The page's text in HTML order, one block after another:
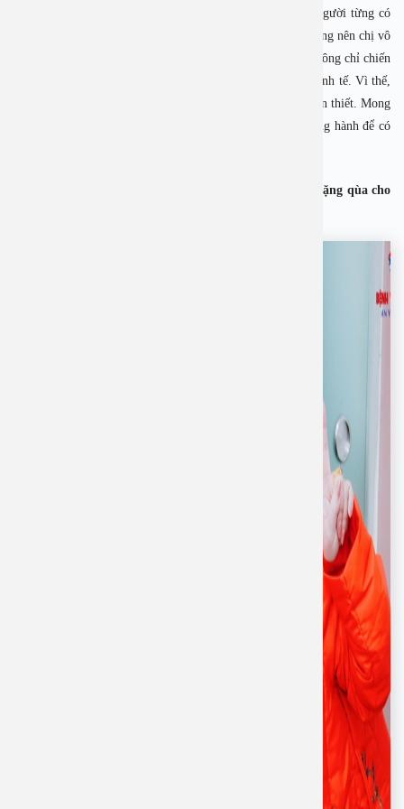
người. Chị thích sẻ chia với người bệnh vì hơn ai hết, là người từng có
nhiều năm “ăn cơm bệnh viện” để chăm người thân bệnh nặng nên chị vô
cùng thấu hiểu cảm xúc của bệnh nhân và người nhà. Họ không chỉ chiến
đấu với bệnh tật mà còn đối diện với nhiều nỗi lo lắng về kinh tế. Vì thế,
chị cho rằng sự động viên, ai ủi những lúc như vậy là rất cần thiết. Mong
muốn của nghệ sĩ Trà My là ngày càng có nhiều người đồng hành để có
Xem hình ảnh nghệ sĩ Trà My cùng các bác sĩ thăm và tặng qùa cho